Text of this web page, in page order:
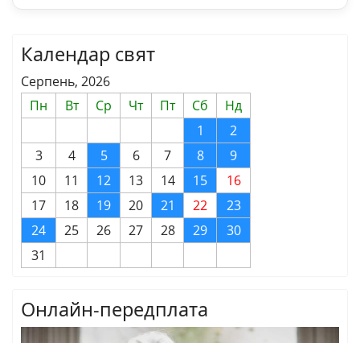
Календар свят
Серпень, 2026
Пн
Вт Ср Чт Пт Сб
Нд
1
2
3
4 5 6 7 8
9
10
11 12 13 14 15
16
17
18 19 20 21 22
23
24
25 26 27 28 29
30
31
Онлайн-передплата